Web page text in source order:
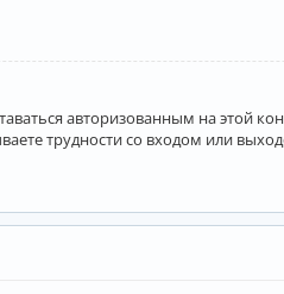
авторизованным на
трудности со входом или